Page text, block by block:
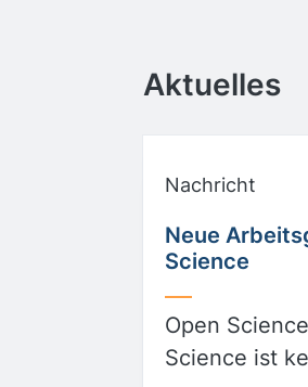
Aktuelles
Nachricht
Neue
Science
Open
Science ist